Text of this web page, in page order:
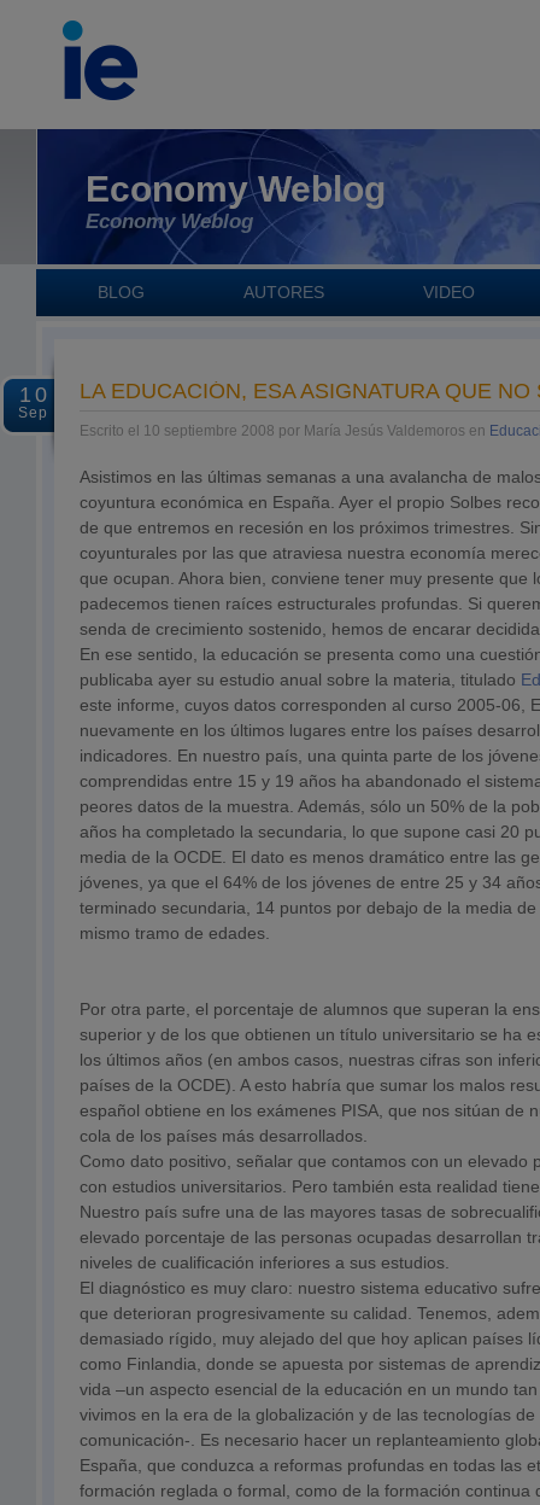
Economy Weblog
Economy Weblog
BLOG AUTORES VIDEO
10
Sep
LA EDUCACIÓN, ESA ASIGNATURA QUE NO
Escrito el 10 septiembre 2008 por María Jesús Valdemoros en
Asistimos en las últimas semanas a una avalancha de
coyuntura económica en España. Ayer el propio Solbes
de que entremos en recesión en los próximos trimestres.
coyunturales por las que atraviesa nuestra economía
que ocupan. Ahora bien, conviene tener muy presente que
padecemos tienen raíces estructurales profundas. Si
senda de crecimiento sostenido, hemos de encarar
En ese sentido, la educación se presenta como una
publicaba ayer su estudio anual sobre la materia, titulado
este informe, cuyos datos corresponden al curso 2005-06,
nuevamente en los últimos lugares entre los países
indicadores. En nuestro país, una quinta parte de los
comprendidas entre 15 y 19 años ha abandonado el
peores datos de la muestra. Además, sólo un 50% de la
años ha completado la secundaria, lo que supone casi 20
media de la OCDE. El dato es menos dramático entre las
jóvenes, ya que el 64% de los jóvenes de entre 25 y 34
terminado secundaria, 14 puntos por debajo de la media
mismo tramo de edades.
Por otra parte, el porcentaje de alumnos que superan la
superior y de los que obtienen un título universitario se ha
los últimos años (en ambos casos, nuestras cifras son
países de la OCDE). A esto habría que sumar los malos
español obtiene en los exámenes PISA, que nos sitúan de
cola de los países más desarrollados.
Como dato positivo, señalar que contamos con un elevado
con estudios universitarios. Pero también esta realidad
Nuestro país sufre una de las mayores tasas de
elevado porcentaje de las personas ocupadas desarrollan
niveles de cualificación inferiores a sus estudios.
El diagnóstico es muy claro: nuestro sistema educativo
que deterioran progresivamente su calidad. Tenemos,
demasiado rígido, muy alejado del que hoy aplican países
como Finlandia, donde se apuesta por sistemas de
vida –un aspecto esencial de la educación en un mundo
vivimos en la era de la globalización y de las tecnologías
comunicación-. Es necesario hacer un replanteamiento
España, que conduzca a reformas profundas en todas las
formación reglada o formal, como de la formación continua